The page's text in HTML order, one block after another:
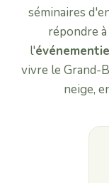
Tir laser & ski
Tout
SOIRÉES
La
Soirée
séminaires
répondre
l'
vivre le Grand-
neige,